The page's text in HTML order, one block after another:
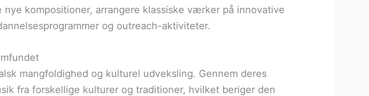
kompositioner, arrangere klassiske værker på innovative
og outreach-aktiviteter.
mangfoldighed og kulturel udveksling. Gennem deres
fra forskellige kulturer og traditioner, hvilket beriger den